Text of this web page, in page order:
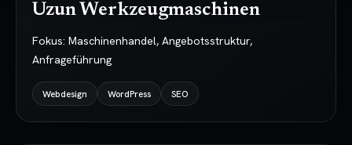
Uzun Werkzeugmaschinen
Fokus: Maschinenhandel, Angebotsstruktur,
Anfrageführung
Webdesign WordPress SEO